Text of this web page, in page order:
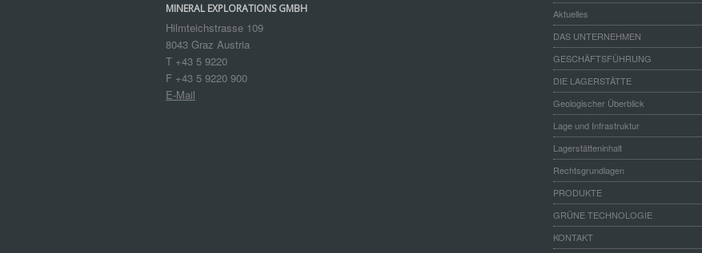
MINERAL EXPLORATIONS GMBH
Hilmteichstrasse 109
8043 Graz Austria
T +43 5 9220
F +43 5 9220 900
E-Mail
Aktuelles
DAS UNTERNEHMEN
GESCHÄFTSFÜHRUNG
DIE LAGERSTÄTTE
Geologischer Überblick
Lage und Infrastruktur
Lagerstätteninhalt
Rechtsgrundlagen
PRODUKTE
GRÜNE TECHNOLOGIE
KONTAKT